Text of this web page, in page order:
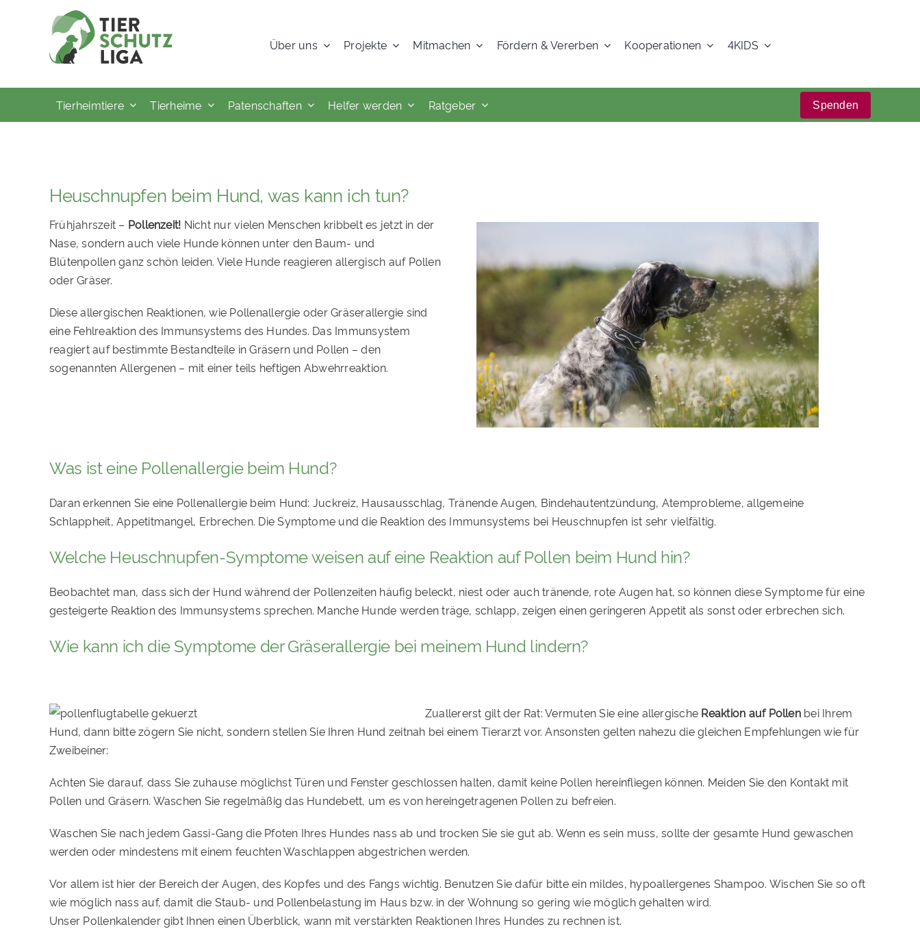
Über uns Projekte Mitmachen Fördern & Vererben Kooperationen 4KIDS
Tierheimtiere Tierheime Patenschaften Helfer werden Ratgeber Spenden
Heuschnupfen beim Hund, was kann ich tun?
Frühjahrszeit – Pollenzeit! Nicht nur vielen Menschen kribbelt es jetzt in der
Nase, sondern auch viele Hunde können unter den Baum- und
Blütenpollen ganz schön leiden. Viele Hunde reagieren allergisch auf Pollen
oder Gräser.
Diese allergischen Reaktionen, wie Pollenallergie oder Gräserallergie sind
eine Fehlreaktion des Immunsystems des Hundes. Das Immunsystem
reagiert auf bestimmte Bestandteile in Gräsern und Pollen – den
sogenannten Allergenen – mit einer teils heftigen Abwehrreaktion.
Was ist eine Pollenallergie beim Hund?
Daran erkennen Sie eine Pollenallergie beim Hund: Juckreiz, Hausausschlag, Tränende Augen, Bindehautentzündung, Atemprobleme, allgemeine
Schlappheit, Appetitmangel, Erbrechen. Die Symptome und die Reaktion des Immunsystems bei Heuschnupfen ist sehr vielfältig.
Welche Heuschnupfen-Symptome weisen auf eine Reaktion auf Pollen beim Hund hin?
Beobachtet man, dass sich der Hund während der Pollenzeiten häufig beleckt, niest oder auch tränende, rote Augen hat, so können diese Symptome für eine
gesteigerte Reaktion des Immunsystems sprechen. Manche Hunde werden träge, schlapp, zeigen einen geringeren Appetit als sonst oder erbrechen sich.
Wie kann ich die Symptome der Gräserallergie bei meinem Hund lindern?
Zuallererst gilt der Rat: Vermuten Sie eine allergische Reaktion auf Pollenbei Ihrem
Hund, dann bitte zögern Sie nicht, sondern stellen Sie Ihren Hund zeitnah bei einem Tierarzt vor. Ansonsten gelten nahezu die gleichen Empfehlungen wie für
Zweibeiner:
Achten Sie darauf, dass Sie zuhause möglichst Türen und Fenster geschlossen halten, damit keine Pollen hereinfliegen können. Meiden Sie den Kontakt mit
Pollen und Gräsern. Waschen Sie regelmäßig das Hundebett, um es von hereingetragenen Pollen zu befreien.
Waschen Sie nach jedem Gassi-Gang die Pfoten Ihres Hundes nass ab und trocken Sie sie gut ab. Wenn es sein muss, sollte der gesamte Hund gewaschen
werden oder mindestens mit einem feuchten Waschlappen abgestrichen werden.
Vor allem ist hier der Bereich der Augen, des Kopfes und des Fangs wichtig. Benutzen Sie dafür bitte ein mildes, hypoallergenes Shampoo. Wischen Sie so oft
wie möglich nass auf, damit die Staub- und Pollenbelastung im Haus bzw. in der Wohnung so gering wie möglich gehalten wird.
Unser Pollenkalender gibt Ihnen einen Überblick, wann mit verstärkten Reaktionen Ihres Hundes zu rechnen ist.